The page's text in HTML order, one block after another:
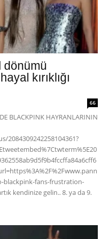
dönümü
kırıklığı
66
BLACKPINK HAYRANLARININ
blackpink-fans-frustration-
kendinize gelin.. 8. ya da 9.